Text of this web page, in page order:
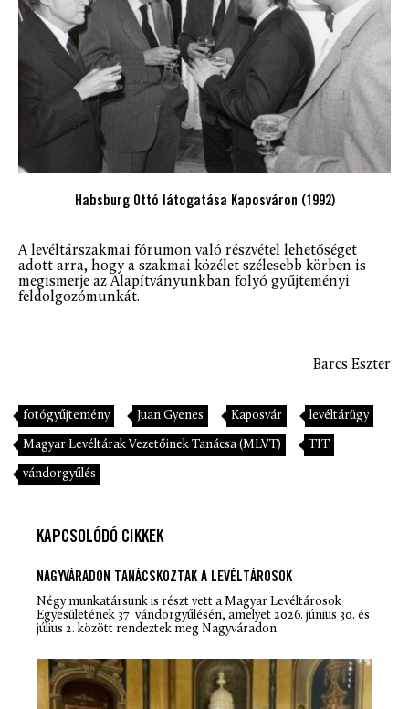
Habsburg Ottó látogatása Kaposváron (1992)
A levéltárszakmai fórumon való részvétel lehetőséget
adott arra, hogy a szakmai közélet szélesebb körben is
megismerje az Alapítványunkban folyó gyűjteményi
feldolgozómunkát.
Barcs Eszter
fotógyűjtemény Juan Gyenes Kaposvár levéltárügy
Magyar Levéltárak Vezetőinek Tanácsa (MLVT) TIT
vándorgyűlés
KAPCSOLÓDÓ CIKKEK
NAGYVÁRADON TANÁCSKOZTAK A LEVÉLTÁROSOK
Négy munkatársunk is részt vett a Magyar Levéltárosok
Egyesületének 37. vándorgyűlésén, amelyet 2026. június 30. és
július 2. között rendeztek meg Nagyváradon.